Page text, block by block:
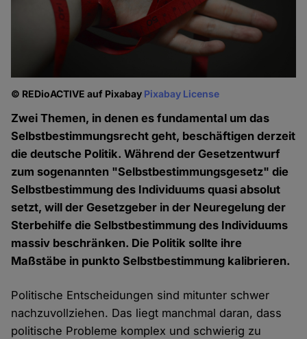
© REDioACTIVE auf Pixabay Pixabay License
Zwei Themen, in denen es fundamental um das
Selbstbestimmungsrecht geht, beschäftigen derzeit
die deutsche Politik. Während der Gesetzentwurf
zum sogenannten "Selbstbestimmungsgesetz" die
Selbstbestimmung des Individuums quasi absolut
setzt, will der Gesetzgeber in der Neuregelung der
Sterbehilfe die Selbstbestimmung des Individuums
massiv beschränken. Die Politik sollte ihre
Maßstäbe in punkto Selbstbestimmung kalibrieren.
Politische Entscheidungen sind mitunter schwer
nachzuvollziehen. Das liegt manchmal daran, dass
politische Probleme komplex und schwierig zu